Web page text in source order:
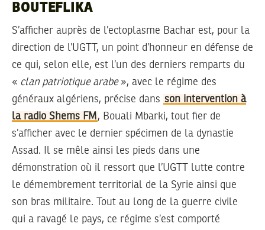
BOUTEFLIKA
S’afficher auprès de l’ectoplasme Bachar est, pour la
direction de l’UGTT, un point d’honneur en défense de
ce qui, selon elle, est l’un des derniers remparts du
« clan patriotique arabe», avec le régime des
généraux algériens, précise dans son intervention à
la radio Shems FM, Bouali Mbarki, tout fier de
s’afficher avec le dernier spécimen de la dynastie
Assad. Il se mêle ainsi les pieds dans une
démonstration où il ressort que l’UGTT lutte contre
le démembrement territorial de la Syrie ainsi que
son bras militaire. Tout au long de la guerre civile
qui a ravagé le pays, ce régime s’est comporté